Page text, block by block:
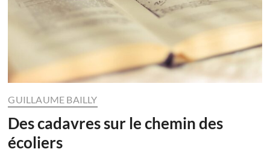
GUILLAUME BAILLY
Des cadavres sur le chemin des
écoliers